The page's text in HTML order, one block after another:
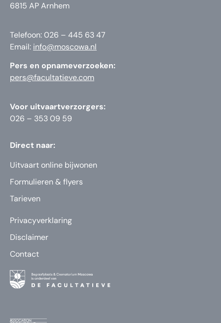
6815 AP Arnhem
Telefoon: 026 – 445 63 47
Email: info@moscowa.nl
Pers en opnameverzoeken:
pers@facultatieve.com
Voor uitvaartverzorgers:
026 – 353 09 59
Direct naar:
Uitvaart online bijwonen
Formulieren & flyers
Tarieven
Privacyverklaring
Disclaimer
Contact